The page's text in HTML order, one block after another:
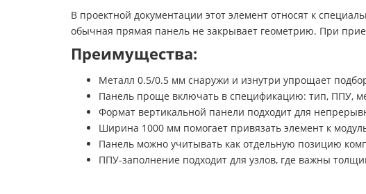
В проектной документации этот элемент относят к
обычная прямая панель не закрывает геометрию. При
Преимущества:
Металл 0.5/0.5 мм снаружи и изнутри упрощает
Панель проще включать в спецификацию: тип, ППУ,
Формат вертикальной панели подходит для
Ширина 1000 мм помогает привязать элемент к
Панель можно учитывать как отдельную позицию
ППУ-заполнение подходит для узлов, где важны